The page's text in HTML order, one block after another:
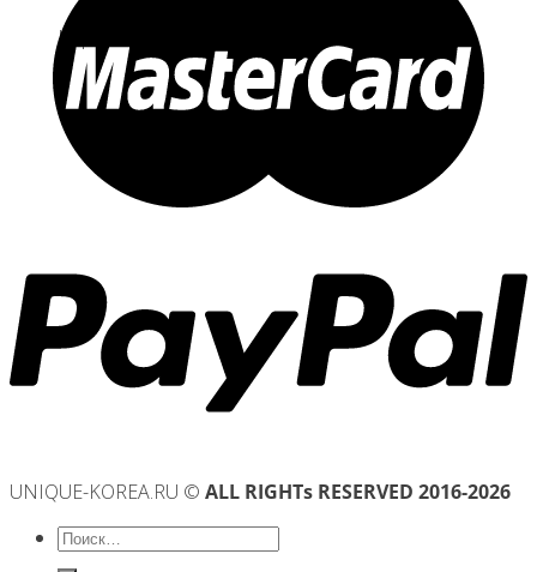
Корзина пуста.
UNIQUE-KOREA.RU © ALL RIGHTs RESERVED 2016-2026
Искать: